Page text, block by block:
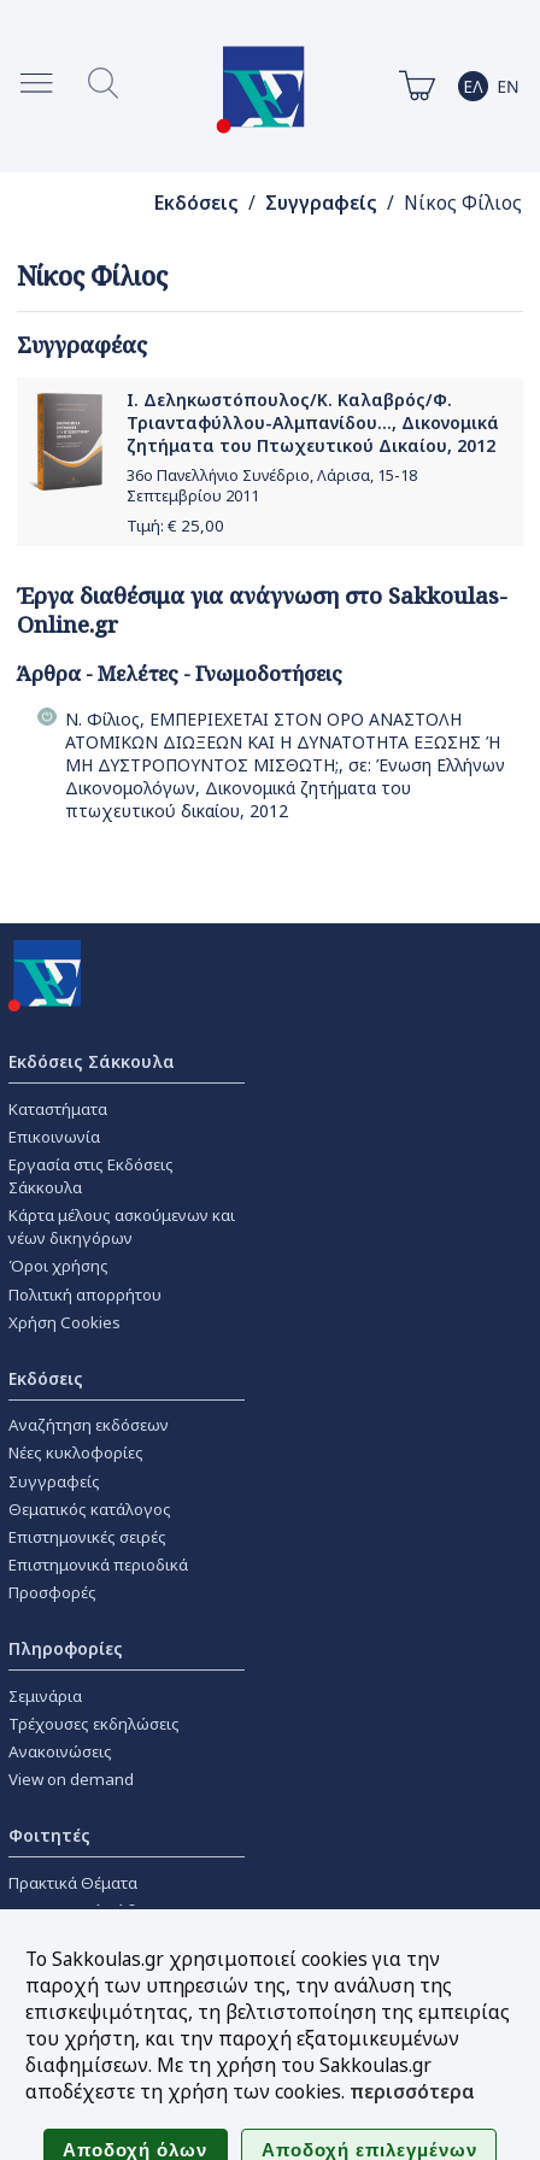
Εκδόσεις / Συγγραφείς / Νίκος Φίλιος
Νίκος Φίλιος
Συγγραφέας
Ι. Δεληκωστόπουλος/Κ. Καλαβρός/Φ.
Τριανταφύλλου-Αλμπανίδου..., Δικονομικά
ζητήματα του Πτωχευτικού Δικαίου, 2012
36ο Πανελλήνιο Συνέδριο, Λάρισα, 15-18
Σεπτεμβρίου 2011
Τιμή: € 25,00
Έργα διαθέσιμα για ανάγνωση στο Sakkoulas-
Online.gr
Άρθρα - Μελέτες - Γνωμοδοτήσεις
Ν. Φίλιος, ΕΜΠΕΡΙΕΧΕΤΑΙ ΣΤΟΝ ΟΡΟ ΑΝΑΣΤΟΛΗ
ΑΤΟΜΙΚΩΝ ΔΙΩΞΕΩΝ ΚΑΙ Η ΔΥΝΑΤΟΤΗΤΑ ΕΞΩΣΗΣ Ή
ΜΗ ΔΥΣΤΡΟΠΟΥΝΤΟΣ ΜΙΣΘΩΤΗ;, σε: Ένωση Ελλήνων
Δικονομολόγων, Δικονομικά ζητήματα του
πτωχευτικού δικαίου, 2012
Εκδόσεις Σάκκουλα
Καταστήματα
Επικοινωνία
Εργασία στις Εκδόσεις
Σάκκουλα
Κάρτα μέλους ασκούμενων και
νέων δικηγόρων
Όροι χρήσης
Πολιτική απορρήτου
Χρήση Cookies
Εκδόσεις
Αναζήτηση εκδόσεων
Νέες κυκλοφορίες
Συγγραφείς
Θεματικός κατάλογος
Επιστημονικές σειρές
Επιστημονικά περιοδικά
Προσφορές
Πληροφορίες
Σεμινάρια
Τρέχουσες εκδηλώσεις
Ανακοινώσεις
View on demand
Φοιτητές
Πρακτικά Θέματα
Οικονομικοί Κώδικες
Συγγραμμάτων
Εργαλεία
Online υπολογισμός τόκων
Υπηρεσία Ηλεκτρονικής
Sitemap
Το Sakkoulas.gr χρησιμοποιεί cookies για την
παροχή των υπηρεσιών της, την ανάλυση της
επισκεψιμότητας, τη βελτιστοποίηση της εμπειρίας
του χρήστη, και την παροχή εξατομικευμένων
διαφημίσεων. Με τη χρήση του Sakkoulas.gr
αποδέχεστε τη χρήση των cookies. περισσότερα